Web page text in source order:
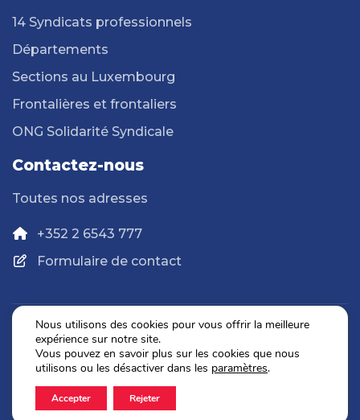
14 Syndicats professionnels
Départements
Sections au Luxembourg
Frontalières et frontaliers
ONG Solidarité Syndicale
Contactez-nous
Toutes nos adresses
+352 2 6543 777
Formulaire de contact
Politique de confidentialité
Mentions légales
2026 © OGBL. Tous droits réservés.
Nous utilisons des cookies pour vous offrir la meilleure
expérience sur notre site.
Vous pouvez en savoir plus sur les cookies que nous
utilisons ou les désactiver dans les paramètres.
Accepter Rejeter